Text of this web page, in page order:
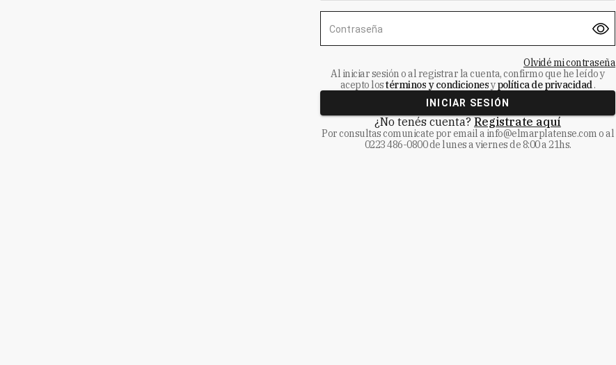
Contraseña
Olvidé mi contraseña
Al iniciar sesión o al registrar la cuenta, confirmo que he leído y
acepto lostérminos y condicionesypolítica de privacidad.
INICIAR SESIÓN
¿No tenés cuenta? Registrate aquí
Por consultas comunicate por email a info@elmarplatense.como al
0223 486-0800de lunes a viernes de 8:00 a 21hs.